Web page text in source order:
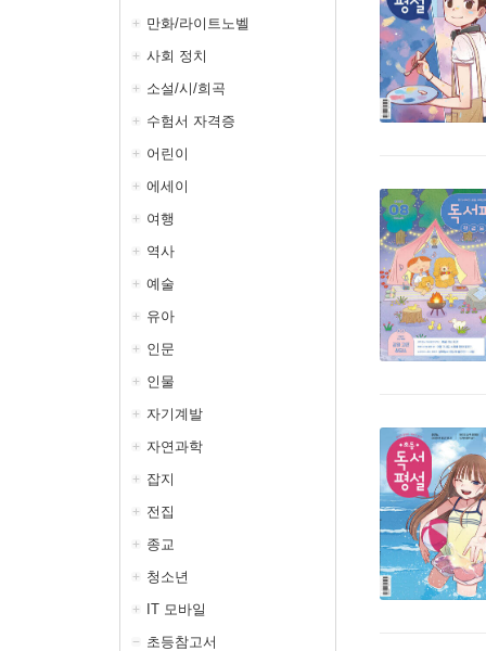
만화/라이트노벨
사회 정치
소설/시/희곡
수험서 자격증
어린이
에세이
여행
역사
예술
유아
인문
인물
자기계발
자연과학
잡지
전집
종교
청소년
IT 모바일
초등참고서